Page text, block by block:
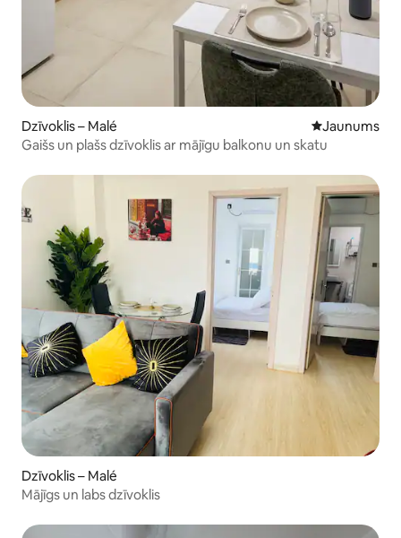
Dzīvoklis – Malé Jauns mājoklis
Jaunums
Gaišs un plašs dzīvoklis ar mājīgu balkonu un skatu
Dzīvoklis – Malé
Mājīgs un labs dzīvoklis